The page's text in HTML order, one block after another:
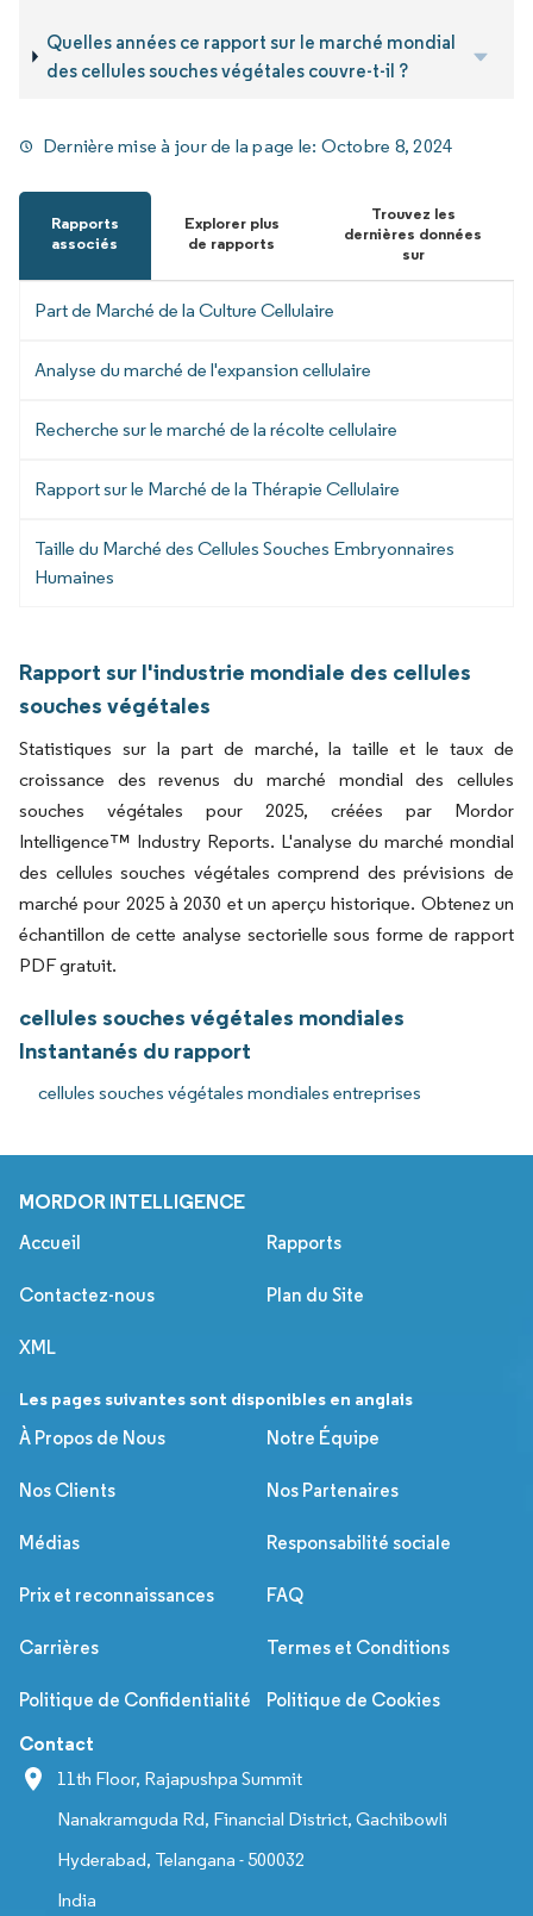
Quelles années ce rapport sur le marché mondial
des cellules souches végétales couvre-t-il ?
Dernière mise à jour de la page le: Octobre 8, 2024
Rapports
associés
Explorer plus
de rapports
Trouvez les
dernières données
sur
Part de Marché de la Culture Cellulaire
Analyse du marché de l'expansion cellulaire
Recherche sur le marché de la récolte cellulaire
Rapport sur le Marché de la Thérapie Cellulaire
Taille du Marché des Cellules Souches Embryonnaires
Humaines
Rapport sur l'industrie mondiale des cellules
souches végétales
Statistiques sur la part de marché, la taille et le taux de
croissance des revenus du marché mondial des cellules
souches végétales pour 2025, créées par Mordor
Intelligence™ Industry Reports. L'analyse du marché mondial
des cellules souches végétales comprend des prévisions de
marché pour 2025 à 2030 et un aperçu historique. Obtenez un
échantillon de cette analyse sectorielle sous forme de rapport
PDF gratuit.
cellules souches végétales mondiales
Instantanés du rapport
cellules souches végétales mondiales entreprises
MORDOR INTELLIGENCE
Accueil Rapports
Contactez-nous Plan du Site
XML
Les pages suivantes sont disponibles en anglais
À Propos de Nous
Notre Équipe
Nos Clients Nos Partenaires
Médias Responsabilité sociale
Prix et reconnaissances FAQ
Carrières Termes et Conditions
Politique de Confidentialité Politique de Cookies
Contact
11th Floor, Rajapushpa Summit
Nanakramguda Rd, Financial District, Gachibowli
Hyderabad, Telangana - 500032
India